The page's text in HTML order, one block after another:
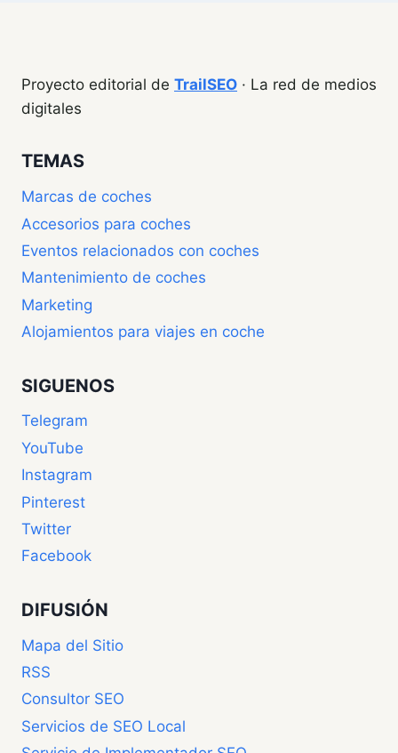
Proyecto editorial de TrailSEO · La red de medios
digitales
TEMAS
Marcas de coches
Accesorios para coches
Eventos relacionados con coches
Mantenimiento de coches
Marketing
Alojamientos para viajes en coche
SIGUENOS
Telegram
YouTube
Instagram
Pinterest
Twitter
Facebook
DIFUSIÓN
Mapa del Sitio
RSS
Consultor SEO
Servicios de SEO Local